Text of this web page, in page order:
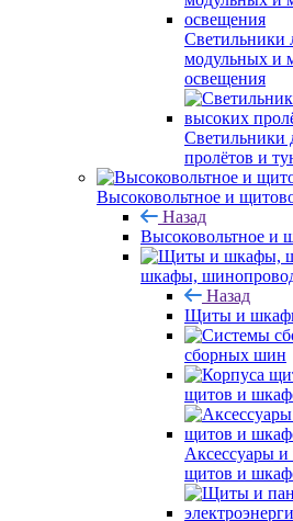
Светильники
модульных и
освещения
Светильники
пролётов и
Высоковольтное и
Назад
Высоковольтное и
шкафы,
Назад
Щиты и
сборных шин
щитов и
Аксессуары
щитов и